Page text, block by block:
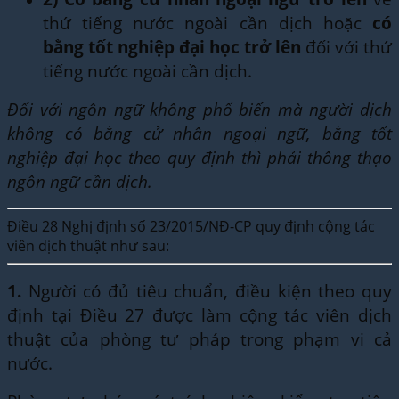
thứ tiếng nước ngoài cần dịch hoặc có
bằng tốt nghiệp đại học trở lên đối với thứ
tiếng nước ngoài cần dịch.
Đối với ngôn ngữ không phổ biến mà người dịch
không có bằng cử nhân ngoại ngữ, bằng tốt
nghiệp đại học theo quy định thì phải thông thạo
ngôn ngữ cần dịch.
Điều 28 Nghị định số 23/2015/NĐ-CP quy định cộng tác
viên dịch thuật như sau:
1. Người có đủ tiêu chuẩn, điều kiện theo quy
định tại Điều 27 được làm cộng tác viên dịch
thuật của phòng tư pháp trong phạm vi cả
nước.